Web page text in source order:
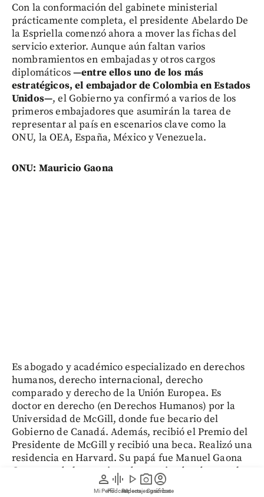
person
Mi Perfil
graphic_eq
Pódcast
play_arrow
Videos
photo_camera
Reportajes gráficos
account_circle
Suscríbete
Con la conformación del gabinete ministerial
prácticamente completa, el presidente Abelardo De
la Espriella comenzó ahora a mover las fichas del
servicio exterior. Aunque aún faltan varios
nombramientos en embajadas y otros cargos
diplomáticos—entre ellos uno de los más
estratégicos, el embajador de Colombia en Estados
Unidos—, el Gobierno ya confirmó a varios de los
primeros embajadores que asumirán la tarea de
representar al país en escenarios clave como la
ONU, la OEA, España, México y Venezuela.
ONU: Mauricio Gaona
Es abogado y académico especializado en derechos
humanos, derecho internacional, derecho
comparado y derecho de la Unión Europea. Es
doctor en derecho (en Derechos Humanos) por la
Universidad de McGill, donde fue becario del
Gobierno de Canadá. Además, recibió el Premio del
Presidente de McGill y recibió una beca. Realizó una
residencia en Harvard. Su papá fue Manuel Gaona
Cruz, uno de los magistrados asesinados durante la
toma y retoma del Palacio de Justicia en 1985.